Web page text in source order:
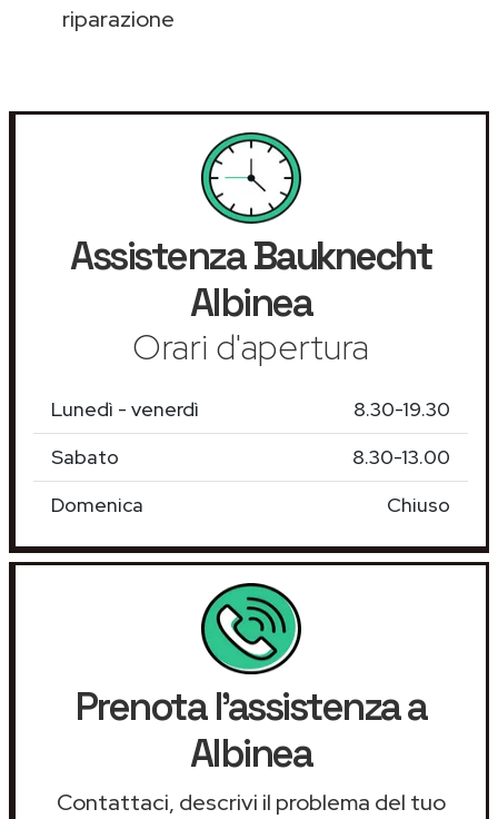
riparazione
AssistenzaBauknecht
Albinea
Orari d'apertura
Lunedì - venerdì
8.30-19.30
Sabato
8.30-13.00
Domenica
Chiuso
Prenota l'assistenza a
Albinea
Contattaci, descrivi il problema del tuo